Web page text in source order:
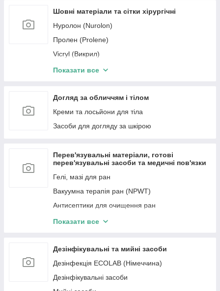
Шовні матеріали та сітки хірургічні
Нуролон (Nurolon)
Пролен (Prolene)
Vicryl (Викрил)
Этибонд (Ethibond)
Монокрил (Monocryl)
Інший шовний матеріал
Етилон (Ethilon)
Показати все
Догляд за обличчям і тілом
Креми та лосьйони для тіла
Засоби для догляду за шкірою
Перев'язувальні матеріали, готові
перев'язувальні засоби та медичні пов'язки
Гелі, мазі для ран
Вакуумна терапія ран (NPWT)
Антисептики для очищення ран
Засоби для догляду за стомою
Пов'язки для лікування ран
Бинти (Фіксувальні, гіпсові)
Показати все
Дезінфікувальні та мийні засоби
Дезінфекція ECOLAB (Німеччина)
Дезінфікувальні засоби